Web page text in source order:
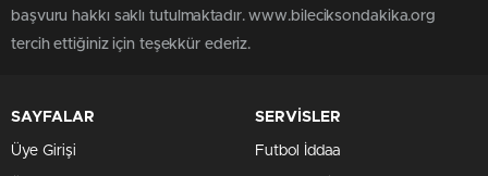
başvuru hakkı saklı tutulmaktadır. www.bileciksondakika.org
tercih ettiğiniz için teşekkür ederiz.
SAYFALAR
Üye Girişi
SERVİSLER
Futbol İddaa